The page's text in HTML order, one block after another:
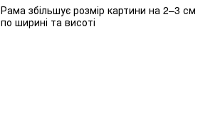
Рама збільшує розмір картини на 2–3 см
по ширині та висоті